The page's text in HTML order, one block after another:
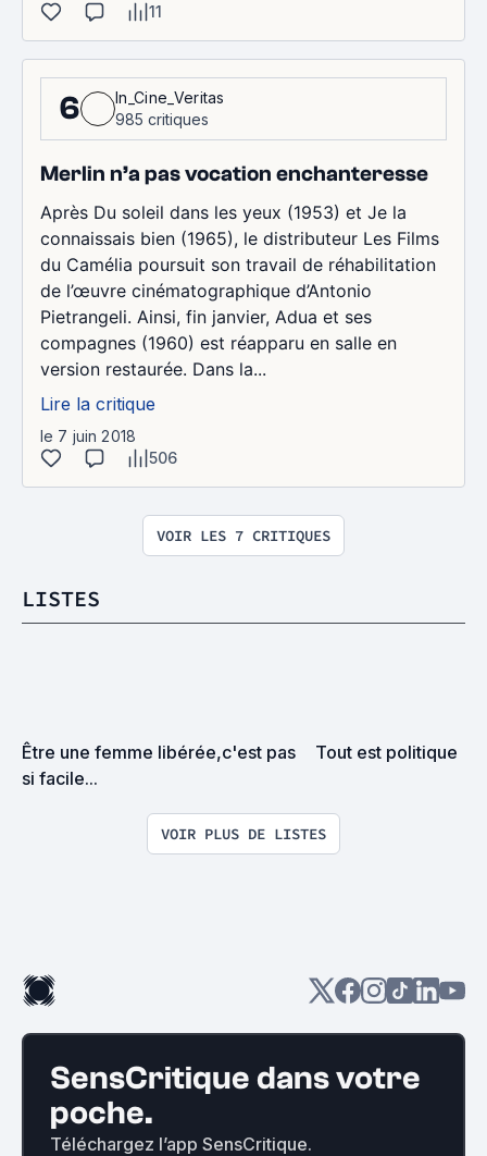
11
6
In_Cine_Veritas
985 critiques
Merlin n’a pas vocation enchanteresse
Après Du soleil dans les yeux (1953) et Je la
connaissais bien (1965), le distributeur Les Films
du Camélia poursuit son travail de réhabilitation
de l’œuvre cinématographique d’Antonio
Pietrangeli. Ainsi, fin janvier, Adua et ses
compagnes (1960) est réapparu en salle en
version restaurée. Dans la...
Lire la critique
le 7 juin 2018
506
VOIR LES 7 CRITIQUES
LISTES
Être une femme libérée,c'est pas
si facile...
Tout est politique
VOIR PLUS DE LISTES
SensCritique dans votre
poche.
Téléchargez l’app SensCritique.